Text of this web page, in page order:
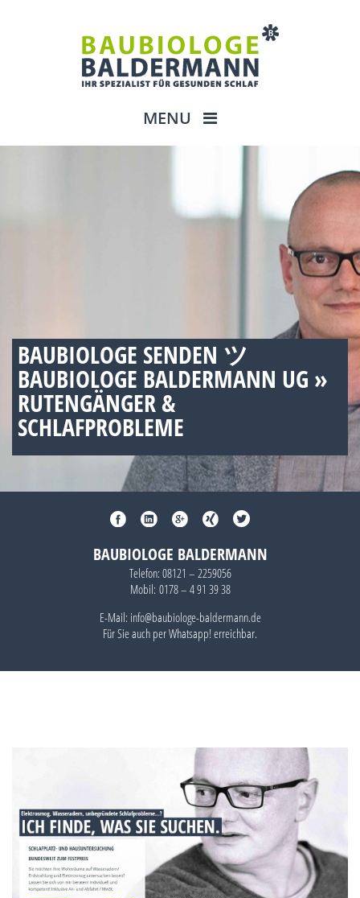
MENU
BAUBIOLOGE SENDEN ツ
BAUBIOLOGE BALDERMANN UG »
RUTENGÄNGER &
SCHLAFPROBLEME
BAUBIOLOGE BALDERMANN
Telefon: 08121 – 2259056
Mobil: 0178 – 4 91 39 38
E-Mail: info@baubiologe-baldermann.de
Für Sie auch perWhatsapp!erreichbar.